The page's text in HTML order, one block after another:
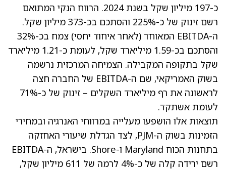
כ-197 מיליון שקל בשנת 2024. הרווח הנקי המתואם
רשם זינוק של כ-225% והסתכם בכ-373 מיליון שקל.
ה-EBITDA המאוחד (לאחר איחוד יחסי) צמח בכ-32%
והסתכם בכ-1.59 מיליארד שקל, לעומת כ-1.21 מיליארד
שקל בתקופה המקבילה. הצמיחה המרכזית נרשמה
בשוק האמריקאי, שם ה-EBITDA של החברה חצה
לראשונה את רף מיליארד השקלים – זינוק של כ-71%
לעומת אשתקד.
תוצאות אלו הושפעו מעלייה במרווחי האנרגיה ובמחירי
הזמינות בשוק ה-PJM, לצד הגדלת שיעורי האחזקה
בתחנות הכוח Maryland ו-Shore. בישראל, ה-EBITDA
רשם ירידה קלה של כ-4% לרמה של 611 מיליון שקל,